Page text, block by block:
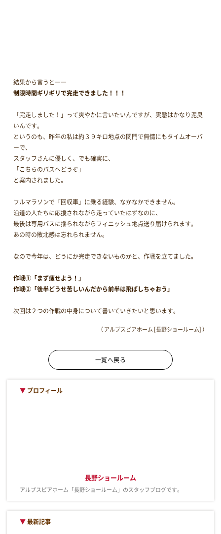
結果から言うと――
制限時間ギリギリで完走できました！！！
「完走しました！」って爽やかに言いたいんですが、実態はかなり泥臭
いんです。
というのも、昨年の私は約３９キロ地点の関門で無情にもタイムオーバ
ーで、
スタッフさんに優しく、でも確実に、
「こちらのバスへどうぞ」
と案内されました。
フルマラソンで「回収車」に乗る経験、なかなかできません。
沿道の人たちに応援されながら走っていたはずなのに、
最後は専用バスに揺られながらフィニッシュ地点送り届けられます。
あの時の敗北感は忘れられません。
なので今年は、どうにか完走できないものかと、作戦を立てました。
作戦①「まず痩せよう！」
作戦②「後半どうせ苦しいんだから前半は飛ばしちゃおう」
次回は２つの作戦の中身について書いていきたいと思います。
（ アルプスピアホーム [長野ショールーム] ）
一覧へ戻る
▼ プロフィール
長野ショールーム
アルプスピアホーム「長野ショールーム」のスタッフブログです。
▼最新記事